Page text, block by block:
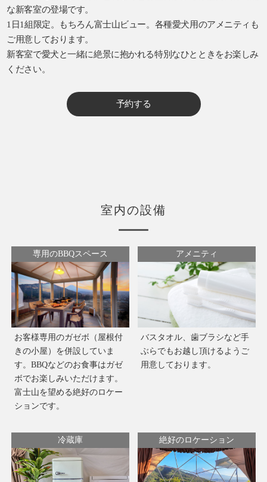
な新客室の登場です。
1日1組限定。もちろん富士山ビュー。各種愛犬用のアメニティも
ご用意しております。
新客室で愛犬と一緒に絶景に抱かれる特別なひとときをお楽しみ
ください。
予約する
室内の設備
専用のBBQスペース
お客様専用のガゼボ（屋根付
きの小屋）を併設していま
す。BBQなどのお食事はガゼ
ボでお楽しみいただけます。
富士山を望める絶好のロケー
ションです。
アメニティ
バスタオル、歯ブラシなど手
ぶらでもお越し頂けるようご
用意しております。
冷蔵庫 絶好のロケーション